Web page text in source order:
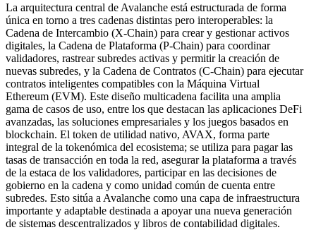
La arquitectura central de Avalanche está estructurada de forma
única en torno a tres cadenas distintas pero interoperables: la
Cadena de Intercambio (X-Chain) para crear y gestionar activos
digitales, la Cadena de Plataforma (P-Chain) para coordinar
validadores, rastrear subredes activas y permitir la creación de
nuevas subredes, y la Cadena de Contratos (C-Chain) para ejecutar
contratos inteligentes compatibles con la Máquina Virtual
Ethereum (EVM). Este diseño multicadena facilita una amplia
gama de casos de uso, entre los que destacan las aplicaciones DeFi
avanzadas, las soluciones empresariales y los juegos basados en
blockchain. El token de utilidad nativo, AVAX, forma parte
integral de la tokenómica del ecosistema; se utiliza para pagar las
tasas de transacción en toda la red, asegurar la plataforma a través
de la estaca de los validadores, participar en las decisiones de
gobierno en la cadena y como unidad común de cuenta entre
subredes. Esto sitúa a Avalanche como una capa de infraestructura
importante y adaptable destinada a apoyar una nueva generación
de sistemas descentralizados y libros de contabilidad digitales.